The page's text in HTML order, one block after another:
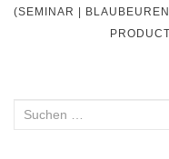
(SEMINAR |
Suchen